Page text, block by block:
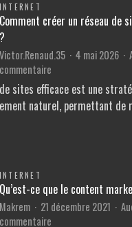
INTERNET
Comment créer un réseau de
?
Victor.Renaud.35 4 mai 2026
commentaire
Comment
créer
un
?
sites efficace est une
naturel, permettant de
INTERNET
Qu’est-ce que le content
Makrem 21 décembre 2021
commentaire